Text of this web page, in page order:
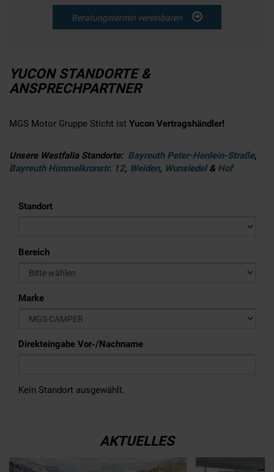
Beratungstermin vereinbaren
YUCON STANDORTE &
ANSPRECHPARTNER
MGS Motor Gruppe Sticht ist Yucon Vertragshändler!
Unsere Westfalia Standorte: Bayreuth Peter-Henlein-Straße,
Bayreuth Himmelkronstr. 12, Weiden, Wunsiedel& Hof
Standort
Bereich
Marke
Direkteingabe Vor-/Nachname
Kein Standort ausgewählt.
AKTUELLES